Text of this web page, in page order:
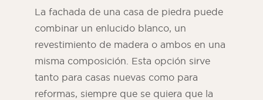
La fachada de una casa de piedra puede
combinar un enlucido blanco, un
revestimiento de madera o ambos en una
misma composición. Esta opción sirve
tanto para casas nuevas como para
reformas, siempre que se quiera que la